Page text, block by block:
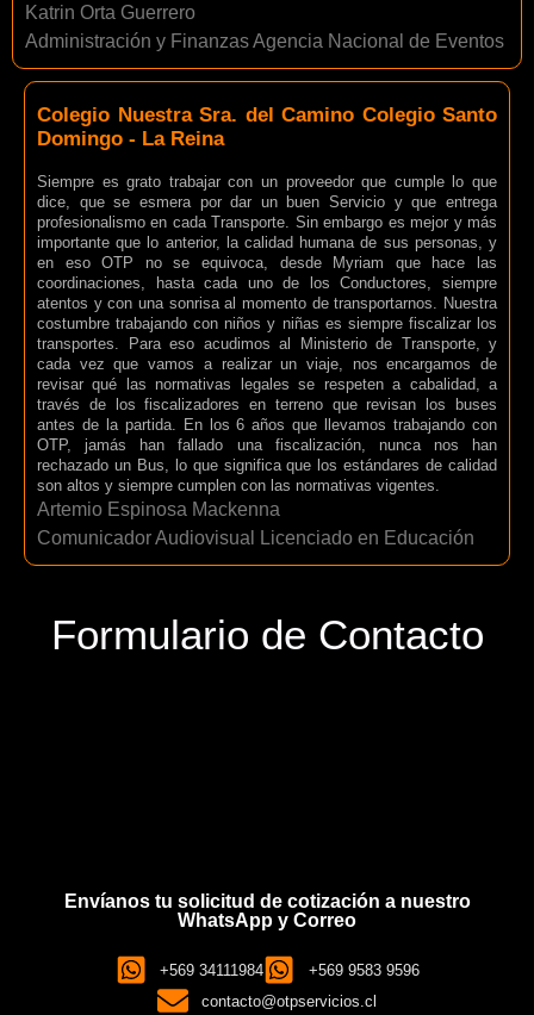
Katrin Orta Guerrero
Administración y Finanzas Agencia Nacional de Eventos
Colegio Nuestra Sra. del Camino Colegio Santo
Domingo - La Reina
Siempre es grato trabajar con un proveedor que cumple lo que
dice, que se esmera por dar un buen Servicio y que entrega
profesionalismo en cada Transporte. Sin embargo es mejor y más
importante que lo anterior, la calidad humana de sus personas, y
en eso OTP no se equivoca, desde Myriam que hace las
coordinaciones, hasta cada uno de los Conductores, siempre
atentos y con una sonrisa al momento de transportarnos. Nuestra
costumbre trabajando con niños y niñas es siempre fiscalizar los
transportes. Para eso acudimos al Ministerio de Transporte, y
cada vez que vamos a realizar un viaje, nos encargamos de
revisar qué las normativas legales se respeten a cabalidad, a
través de los fiscalizadores en terreno que revisan los buses
antes de la partida. En los 6 años que llevamos trabajando con
OTP, jamás han fallado una fiscalización, nunca nos han
rechazado un Bus, lo que significa que los estándares de calidad
son altos y siempre cumplen con las normativas vigentes.
Artemio Espinosa Mackenna
Comunicador Audiovisual Licenciado en Educación
Formulario de Contacto
Envíanos tu solicitud de cotización a nuestro
WhatsApp y Correo
+569 34111984
+569 9583 9596
contacto@otpservicios.cl